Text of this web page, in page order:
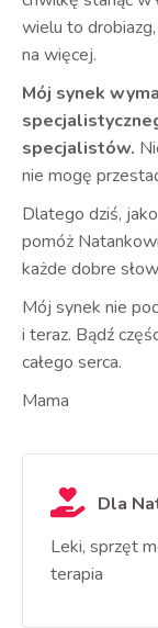
wielu to
na więcej.
Mój synek
specjalistów.
nie mogę
Dlatego dziś,
pomóż
każde dobre
Mój synek nie
i teraz. Bądź
całego serca.
Mama
Dla
Leki, sprzęt
terapia